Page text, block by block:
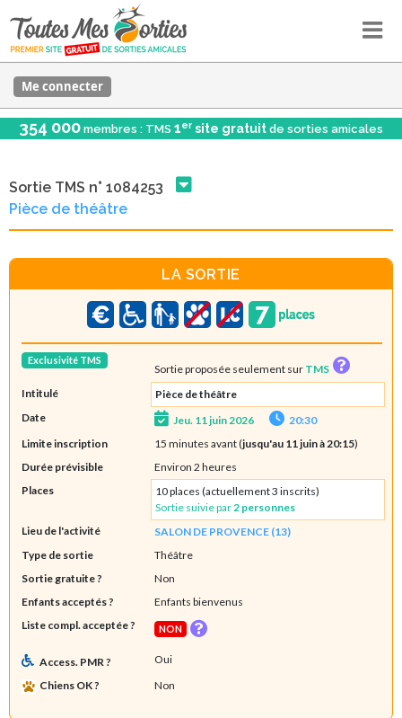
Me connecter
354 000 membres : TMS 1er site gratuit de sorties amicales
Sortie TMS n° 1084253
Pièce de théâtre
LA SORTIE
Exclusivité TMS
Sortie proposée seulement sur TMS
Intitulé
Pièce de théâtre
Date
Jeu. 11 juin 2026
20:30
Limite inscription
15 minutes avant (jusqu'au 11 juin à 20:15)
Durée prévisible
Environ 2 heures
Places
10 places (actuellement 3 inscrits)
Sortie suivie par 2 personnes
Lieu de l'activité
SALON DE PROVENCE (13)
Type de sortie
Théâtre
Sortie gratuite ?
Non
Enfants acceptés ?
Enfants bienvenus
Liste compl. acceptée ?
NON
Access. PMR ?
Oui
Chiens OK ?
Non